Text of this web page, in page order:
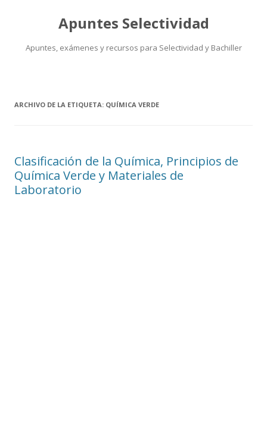
Apuntes Selectividad
Apuntes, exámenes y recursos para Selectividad y Bachiller
ARCHIVO DE LA ETIQUETA: QUÍMICA VERDE
Clasificación de la Química, Principios de
Química Verde y Materiales de
Laboratorio